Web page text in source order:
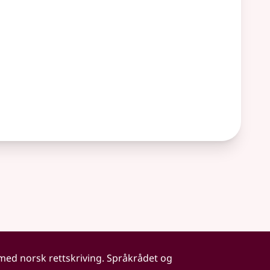
norsk rettskriving. Språkrådet og